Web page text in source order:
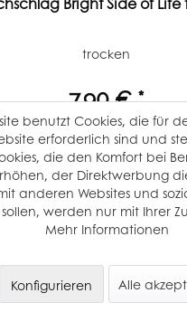
trocken
7,90 € *
zzgl.Versandkosten
Inhalt0.75 Liter(10,53 € * / 1
benutzt Cookies, die für
erforderlich sind und
die den Komfort bei
der Direktwerbung
anderen Websites und
werden nur mit Ihrer
Mehr Informationen
Alle
Konfigurieren